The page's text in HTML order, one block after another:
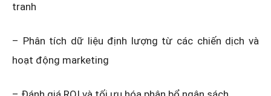
tranh
– Phân tích dữ liệu định lượng từ các chiến dịch và
hoạt động marketing